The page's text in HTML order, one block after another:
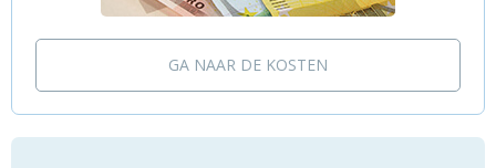
GA NAAR DE KOSTEN